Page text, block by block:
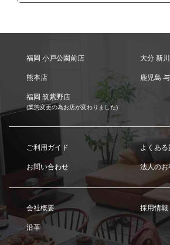
福岡 小戸公園前店 大分 新
熊本店 鹿児島
福岡 筑紫野店
(業態変更の為お店が変わりました)
ご利用ガイド よくある
お問い合わせ 法人のお
会社概要 採用情報
沿革